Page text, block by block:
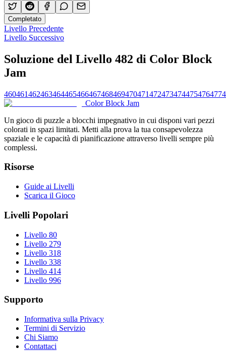
Completato
Livello Precedente
Livello Successivo
Soluzione del Livello 482 di Color Block
Jam
460461462463464465466467468469470471472473474475476477
Color Block Jam
Un gioco di puzzle a blocchi impegnativo in cui disponi vari pezzi
colorati in spazi limitati. Metti alla prova la tua consapevolezza
spaziale e le capacità di pianificazione attraverso livelli sempre più
complessi.
Risorse
Guide ai Livelli
Scarica il Gioco
Livelli Popolari
Livello 80
Livello 279
Livello 318
Livello 338
Livello 414
Livello 996
Supporto
Informativa sulla Privacy
Termini di Servizio
Chi Siamo
Contattaci